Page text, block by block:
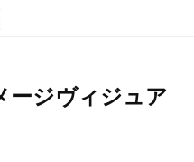
ージヴィジュア